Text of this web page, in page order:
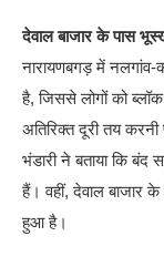
देवाल बाजार के पास
नारायणबगड़ में नलगांव-
है, जिससे लोगों को
अतिरिक्त दूरी तय
भंडारी ने बताया कि
हैं। वहीं, देवाल बाजार
हुआ है।